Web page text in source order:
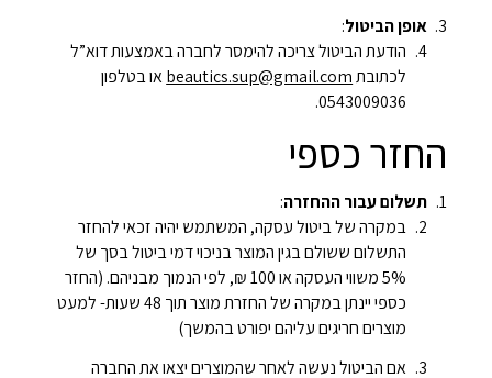
אופן הביטול:
הודעת הביטול צריכה להימסר לחברה באמצעות דוא”ל
לכתובתbeautics.sup@gmail.comאו בטלפון
0543009036.
החזר כספי
תשלום עבור ההחזרה:
במקרה של ביטול עסקה, המשתמש יהיה זכאי להחזר
התשלום ששולם בגין המוצר בניכוי דמי ביטול בסך של
5% משווי העסקה או 100 ₪, לפי הנמוך מבניהם. (החזר
כספי יינתן במקרה של החזרת מוצר תוך 48 שעות- למעט
מוצרים חריגים עליהם יפורט בהמשך)
אם הביטול נעשה לאחר שהמוצרים יצאו את החברה